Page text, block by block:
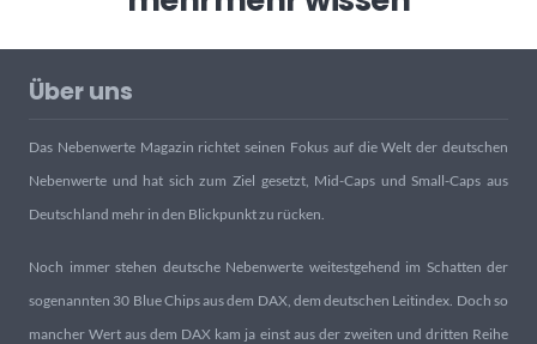
Über uns
Das Nebenwerte Magazin richtet seinen Fokus auf die Welt der deutschen
Nebenwerte und hat sich zum Ziel gesetzt, Mid-Caps und Small-Caps aus
Deutschland mehr in den Blickpunkt zu rücken.
Noch immer stehen deutsche Nebenwerte weitestgehend im Schatten der
sogenannten 30 Blue Chips aus dem DAX, dem deutschen Leitindex. Doch so
mancher Wert aus dem DAX kam ja einst aus der zweiten und dritten Reihe